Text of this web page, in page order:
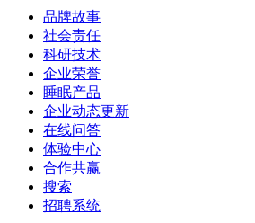
品牌故事
社会责任
科研技术
企业荣誉
睡眠产品
企业动态更新
在线问答
体验中心
合作共赢
搜索
招聘系统